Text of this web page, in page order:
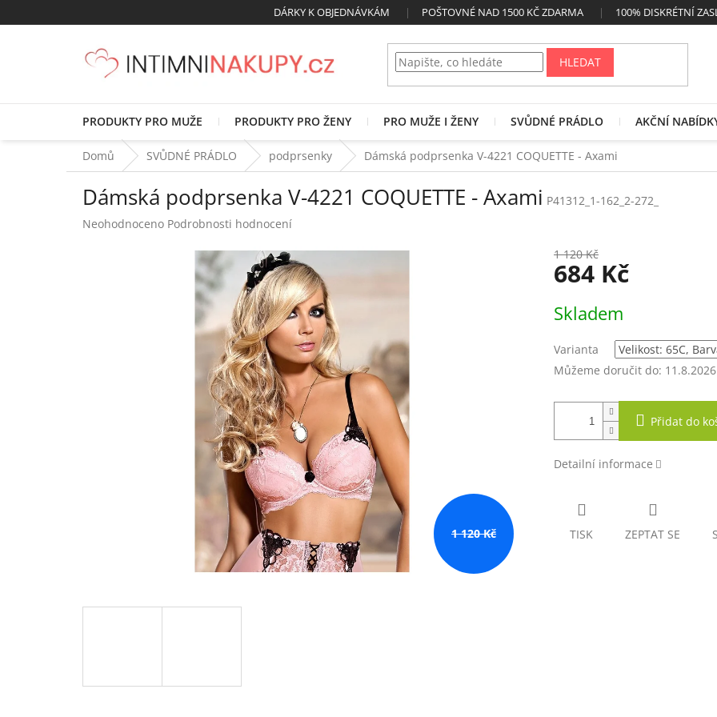
na
DÁRKY K OBJEDNÁVKÁM POŠTOVNÉ NAD 1500 KČ ZDARMA 100% DISKRÉTNÍ
HLEDAT
PRODUKTY PRO MUŽE PRODUKTY PRO ŽENY PRO MUŽE I ŽENY SVŮDNÉ PRÁDLO AKČNÍ
Domů SVŮDNÉ PRÁDLO podprsenky Dámská podprsenka V-4221 COQUETTE - Axami
Dámská podprsenka V-4221 COQUETTE - Axami P41312_1-162_2-272_
Průměrné
Neohodnoceno Podrobnosti hodnocení
1 120 Kč
1 120 Kč
684 Kč
cena:
Skladem
Varianta
Můžeme doručit do: 11.8.2026
Přidat do
Detailní informace
TISK ZEPTAT SE